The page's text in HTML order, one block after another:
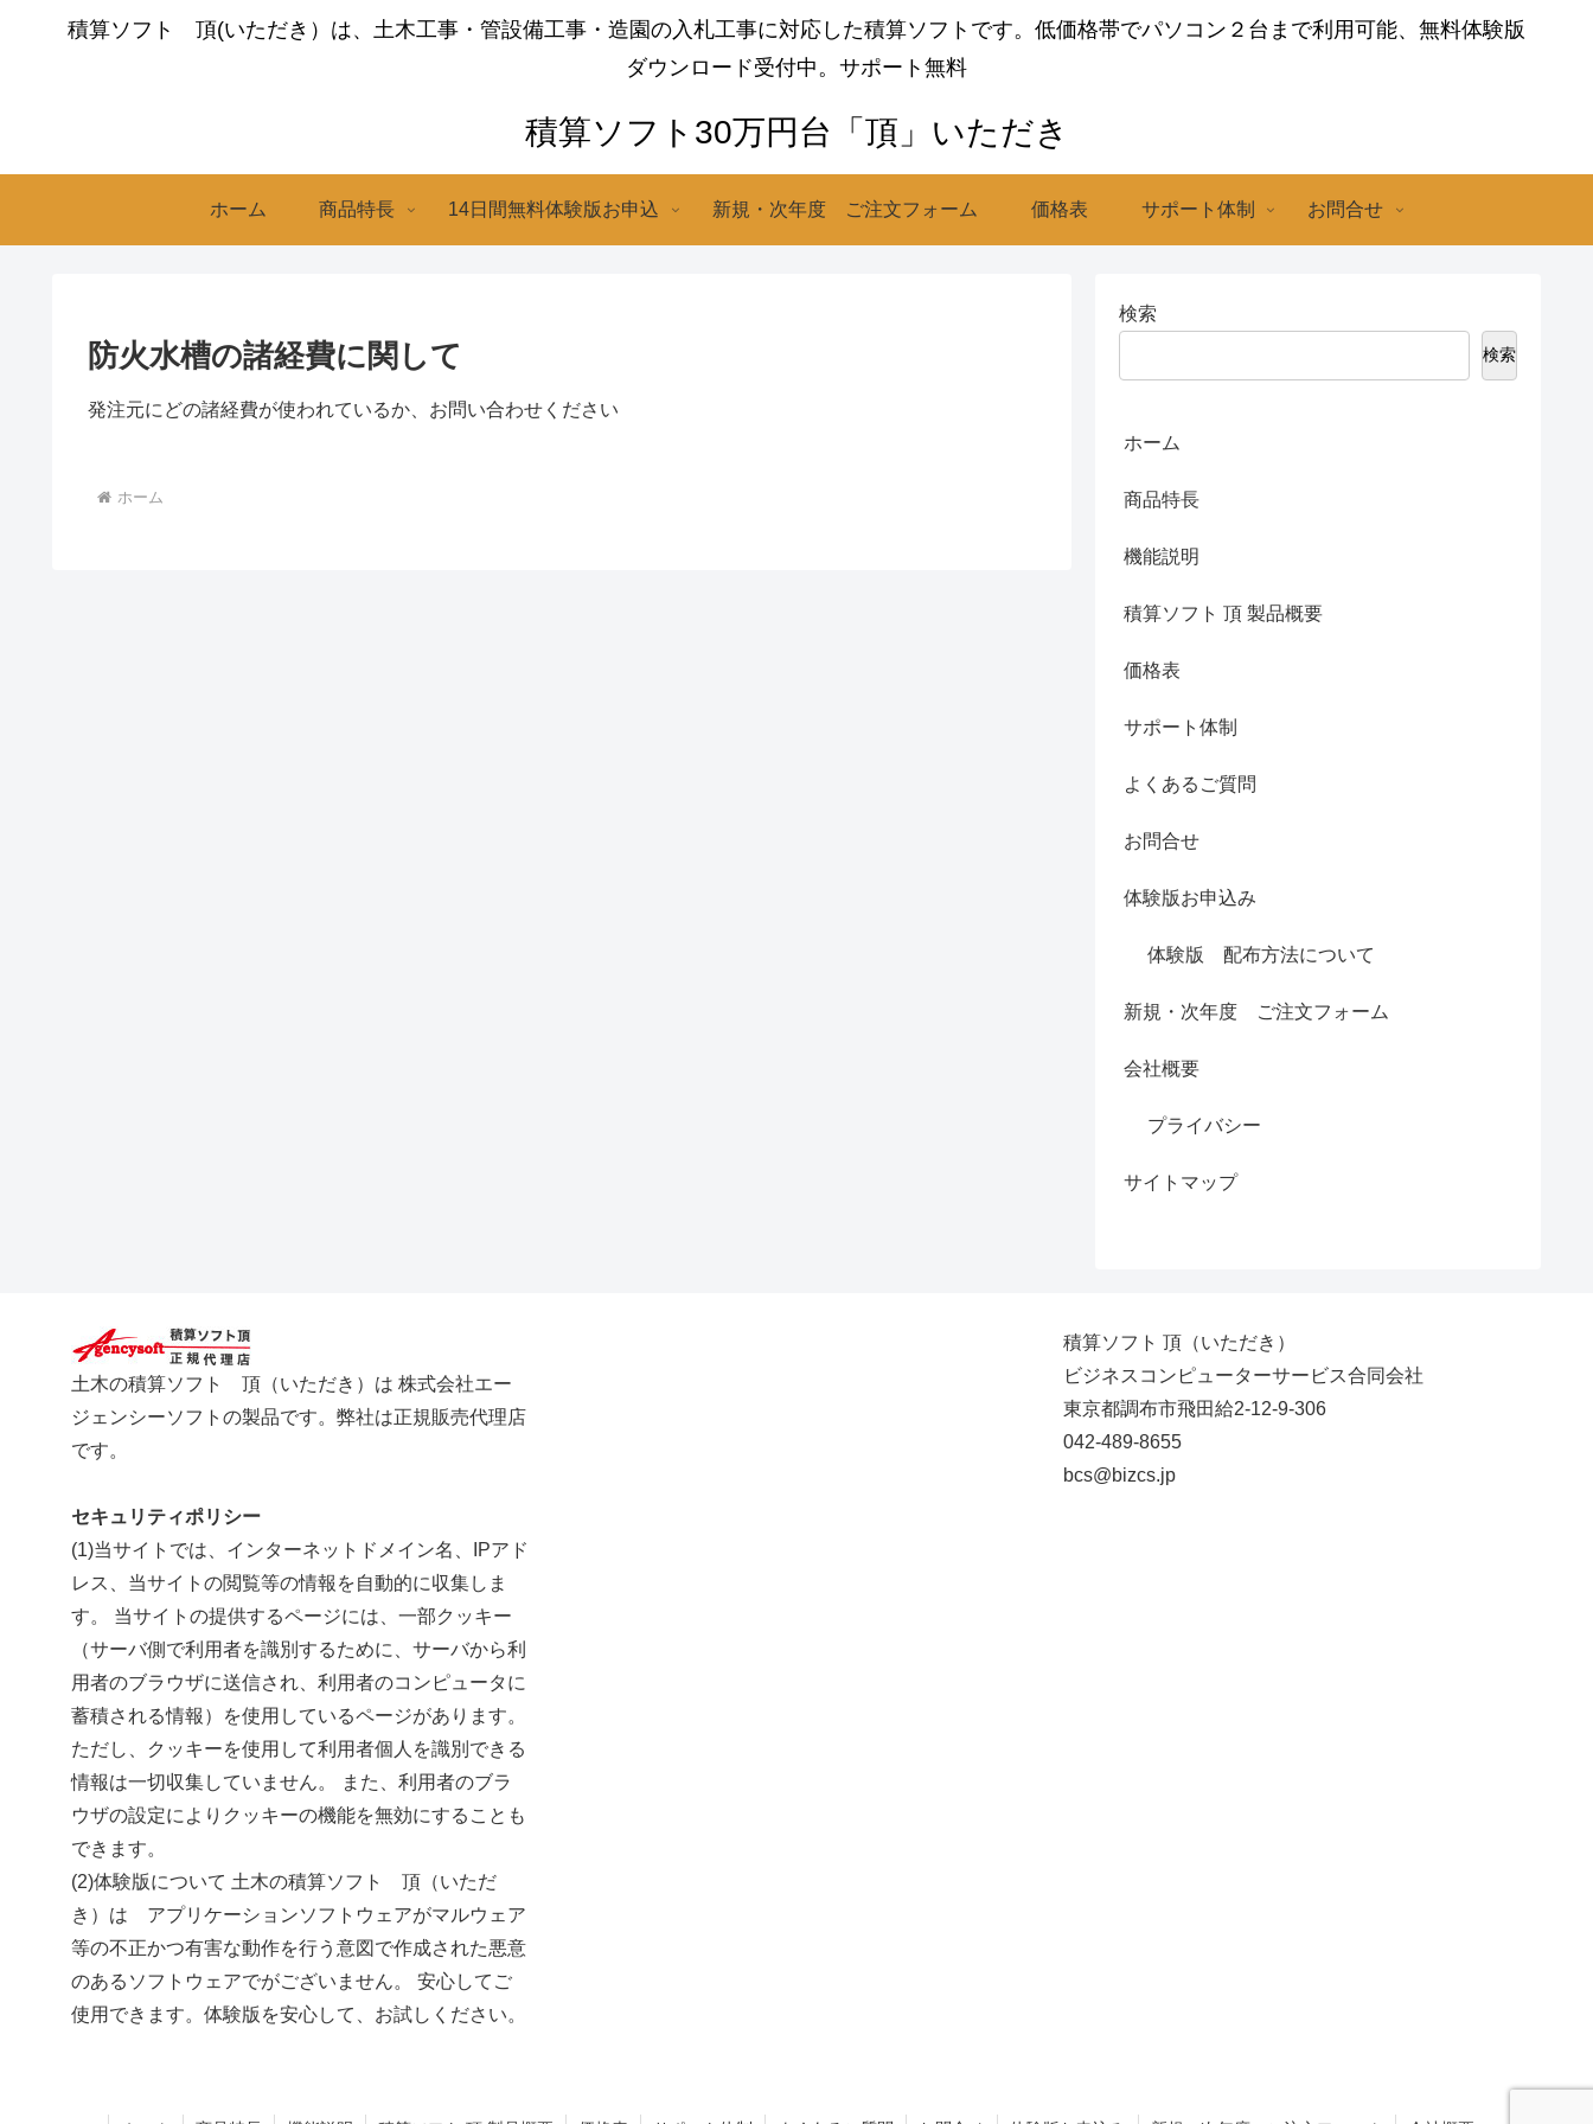
積算ソフト 頂(いただき）は、土木工事・管設備工事・造園の入札工事に対応した積算ソフトです。低価格帯でパソコン２台まで利用可能、無料体験版
ダウンロード受付中。サポート無料
積算ソフト30万円台「頂」いただき
ホーム 商品特長 14日間無料体験版お申込 新規・次年度 ご注文フォーム 価格表 サポート体制 お問合せ
防火水槽の諸経費に関して
発注元にどの諸経費が使われているか、お問い合わせください
ホーム
検索
検索
ホーム
商品特長
機能説明
積算ソフト 頂 製品概要
価格表
サポート体制
よくあるご質問
お問合せ
体験版お申込み
体験版 配布方法について
新規・次年度 ご注文フォーム
会社概要
プライバシー
サイトマップ
土木の積算ソフト 頂（いただき）は 株式会社エー
ジェンシーソフトの製品です。弊社は正規販売代理店
です。
セキュリティポリシー
(1)当サイトでは、インターネットドメイン名、IPアド
レス、当サイトの閲覧等の情報を自動的に収集しま
す。 当サイトの提供するページには、一部クッキー
（サーバ側で利用者を識別するために、サーバから利
用者のブラウザに送信され、利用者のコンピュータに
蓄積される情報）を使用しているページがあります。
ただし、クッキーを使用して利用者個人を識別できる
情報は一切収集していません。 また、利用者のブラ
ウザの設定によりクッキーの機能を無効にすることも
できます。
(2)体験版について 土木の積算ソフト 頂（いただ
き）は アプリケーションソフトウェアがマルウェア
等の不正かつ有害な動作を行う意図で作成された悪意
のあるソフトウェアでがございません。 安心してご
使用できます。体験版を安心して、お試しください。
積算ソフト 頂（いただき）
ビジネスコンピューターサービス合同会社
東京都調布市飛田給2-12-9-306
042-489-8655
bcs@bizcs.jp